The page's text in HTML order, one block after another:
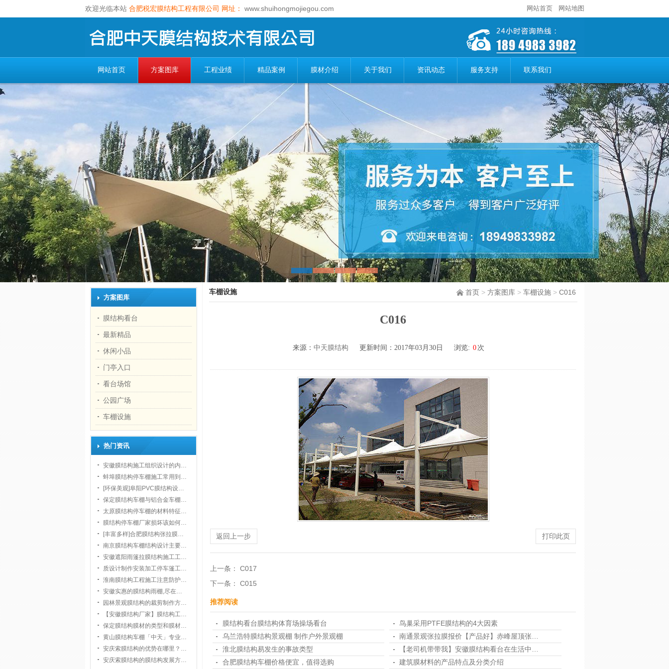
欢迎光临本站 合肥税宏膜结构工程有限公司 网址： www.shuihongmojiegou.com 网站首页 网站地图
网站首页 方案图库 工程业绩 精品案例 膜材介绍 关于我们 资讯动态 服务支持 联系我们
1 2 3 4
首页> 方案图库> 车棚设施> C016
方案图库
膜结构看台
最新精品
休闲小品
门亭入口
看台场馆
公园广场
车棚设施
热门资讯
安徽膜结构施工组织设计的内…
蚌埠膜结构停车棚施工常用到…
[环保美观]阜阳PVC膜结构设…
保定膜结构车棚与铝合金车棚…
太原膜结构停车棚的材料特征…
膜结构停车棚厂家损坏该如何…
[丰富多样]合肥膜结构张拉膜…
南京膜结构车棚结构设计主要…
安徽遮阳雨篷拉膜结构施工工…
质设计制作安装加工停车篷工…
淮南膜结构工程施工注意防护…
安徽实惠的膜结构雨棚,尽在…
园林景观膜结构的裁剪制作方…
【安徽膜结构厂家】膜结构工…
保定膜结构膜材的类型和膜材…
黄山膜结构车棚「中天」专业…
安庆索膜结构的优势在哪里？…
安庆索膜结构的膜结构发展方…
车棚设施
C016
来源： 中天膜结构 更新时间：2017年03月30日 浏览: 0 次
返回上一步 打印此页
上一条：C017
下一条：C015
推荐阅读
膜结构看台膜结构体育场操场看台
鸟巢采用PTFE膜结构的4大因素
乌兰浩特膜结构景观棚 制作户外景观棚
南通景观张拉膜报价【产品好】赤峰屋顶张…
淮北膜结构易发生的事故类型
【老司机带带我】安徽膜结构看台在生活中…
合肥膜结构车棚​价格便宜，值得选购
建筑膜材料的产品特点及分类介绍